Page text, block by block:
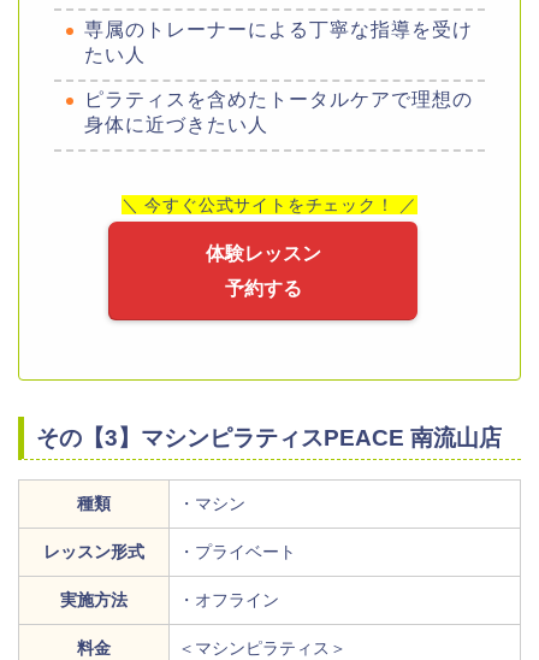
専属のトレーナーによる丁寧な指導を受け
たい人
ピラティスを含めたトータルケアで理想の
身体に近づきたい人
＼ 今すぐ公式サイトをチェック！ ／
体験レッスン
予約する
その【3】マシンピラティスPEACE 南流山店
種類 ・マシン
レッスン形式 ・プライベート
実施方法 ・オフライン
料金
＜マシンピラティス＞